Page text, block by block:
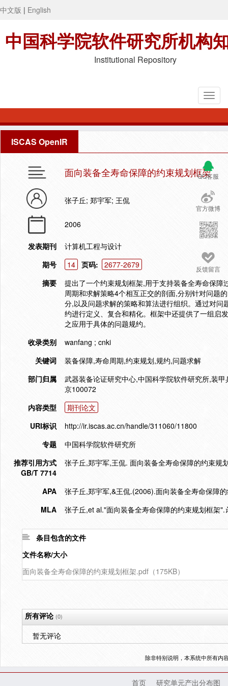
中文版 | English
中国科学院软件研究所机构
Institutional Repository
ISCAS OpenIR
QQ客服
官方微博
反馈留言
面向装备全寿命保障的约束规划框架
张子丘; 郑宇军; 王侃
2006
发表期刊
计算机工程与设计
期号
14 页码:
2677-2679
摘要
提出了一个约束规划框架,用于支持装备全寿命保
周期和求解策略4个相互正交的剖面,分别针对问题
分,以及问题求解的策略和算法进行组织。通过对
约进行定义、复合和精化。框架中还提供了一组启
之应用于具体的问题规约。
收录类别
wanfang ; cnki
关键词
装备保障,寿命周期,约束规划,规约,问题求解
部门归属
武器装备论证研究中心,中国科学院软件研究所,装
京100072
内容类型
期刊论文
URI标识
http://ir.iscas.ac.cn/handle/311060/11800
专题
中国科学院软件研究所
推荐引用方式
GB/T 7714
张子丘,郑宇军,王侃. 面向装备全寿命保障的约束
APA
张子丘,郑宇军,&王侃.(2006).面向装备全寿命保障
MLA
张子丘,et al."面向装备全寿命保障的约束规划框架".
条目包含的文件
文件名称/大小
面向装备全寿命保障的约束规划框架.pdf（175KB）
所有评论(0)
暂无评论
除非特别说明，本系统中所有内
首页 研究单元产出分布图